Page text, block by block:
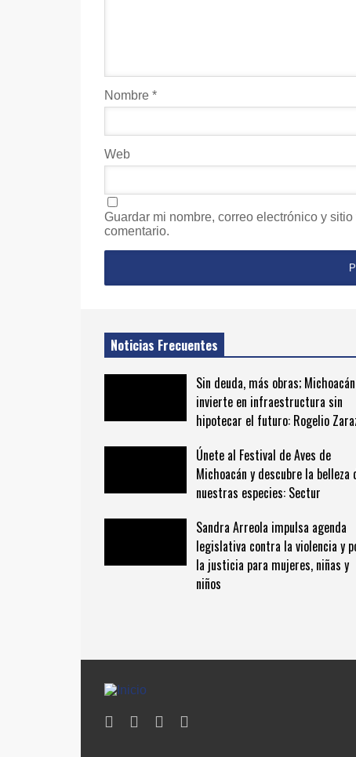
Nombre *
Web
Guardar mi nombre, correo electrónico y
comentario.
Noticias Frecuentes
Sin deuda, más obras; Michoacán
invierte en infraestructura sin
hipotecar el futuro: Rogelio
Únete al Festival de Aves de
Michoacán y descubre la belleza
nuestras especies: Sectur
Sandra Arreola impulsa agenda
legislativa contra la violencia y
la justicia para mujeres, niñas y
niños